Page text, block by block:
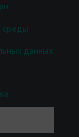
среды
данных